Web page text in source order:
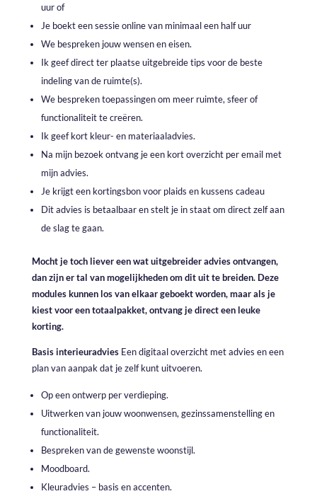
uur of
Je boekt een sessie online van minimaal een half uur
We bespreken jouw wensen en eisen.
Ik geef direct ter plaatse uitgebreide tips voor de beste
indeling van de ruimte(s).
We bespreken toepassingen om meer ruimte, sfeer of
functionaliteit te creëren.
Ik geef kort kleur- en materiaaladvies.
Na mijn bezoek ontvang je een kort overzicht per email met
mijn advies.
Je krijgt een kortingsbon voor plaids en kussens cadeau
Dit advies is betaalbaar en stelt je in staat om direct zelf aan
de slag te gaan.
Mocht je toch liever een wat uitgebreider advies ontvangen,
dan zijn er tal van mogelijkheden om dit uit te breiden. Deze
modules kunnen los van elkaar geboekt worden, maar als je
kiest voor een totaalpakket, ontvang je direct een leuke
korting.
Basis interieuradviesEen digitaal overzicht met advies en een
plan van aanpak dat je zelf kunt uitvoeren.
Op een ontwerp per verdieping.
Uitwerken van jouw woonwensen, gezinssamenstelling en
functionaliteit.
Bespreken van de gewenste woonstijl.
Moodboard.
Kleuradvies – basis en accenten.